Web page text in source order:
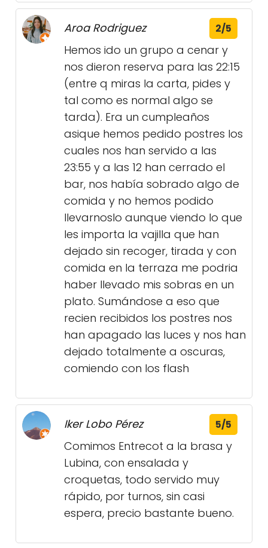
Aroa Rodriguez 2/5
Hemos ido un grupo a cenar y
nos dieron reserva para las 22:15
(entre q miras la carta, pides y
tal como es normal algo se
tarda). Era un cumpleaños
asique hemos pedido postres los
cuales nos han servido a las
23:55 y a las 12 han cerrado el
bar, nos había sobrado algo de
comida y no hemos podido
llevarnoslo aunque viendo lo que
les importa la vajilla que han
dejado sin recoger, tirada y con
comida en la terraza me podria
haber llevado mis sobras en un
plato. Sumándose a eso que
recien recibidos los postres nos
han apagado las luces y nos han
dejado totalmente a oscuras,
comiendo con los flash
Iker Lobo Pérez 5/5
Comimos Entrecot a la brasa y
Lubina, con ensalada y
croquetas, todo servido muy
rápido, por turnos, sin casi
espera, precio bastante bueno.